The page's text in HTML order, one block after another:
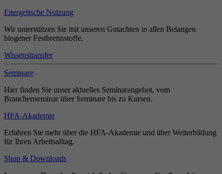
Energetische Nutzung
Wir unterstützen Sie mit unseren Gutachten in allen Belangen
biogener Festbrennstoffe.
Wissenstransfer
Seminare
Hier finden Sie unser aktuelles Seminarangebot, vom
Branchenseminar über Seminare bis zu Kursen.
HFA-Akademie
Erfahren Sie mehr über die HFA-Akademie und über Weiterbildung
für Ihren Arbeitsalltag.
Shop & Downloads